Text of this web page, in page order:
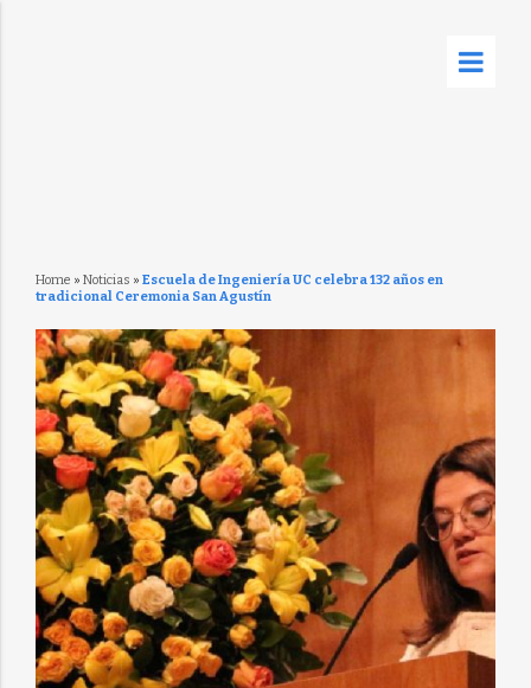
Home » Noticias » Escuela de Ingeniería UC celebra 132 años en
tradicional Ceremonia San Agustín